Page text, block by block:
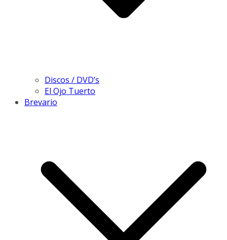
Discos / DVD’s
El Ojo Tuerto
Brevario